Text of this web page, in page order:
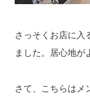
さっそくお店に入
ました。居心地が
さて、こちらはメ